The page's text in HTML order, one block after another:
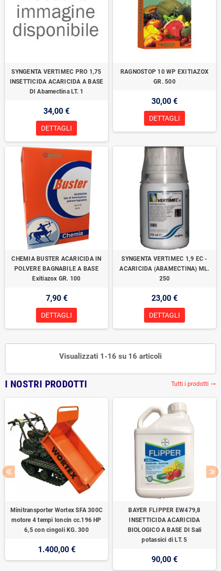
SYNGENTA VERTIMEC PRO 1,75
INSETTICIDA ACARICIDA A BASE
DI Abamectina LT. 1
34,00 €
DETTAGLI
RAGNOSTOP 10 WP EXITIAZOX
GR. 500
30,00 €
DETTAGLI
CHEMIA BUSTER ACARICIDA IN
POLVERE BAGNABILE A BASE
Exitiazox GR. 100
7,90 €
DETTAGLI
SYNGENTA VERTIMEC 1,9 EC -
ACARICIDA (ABAMECTINA) ML.
250
23,00 €
DETTAGLI
Visualizzati 1-16 su 16 articoli
I NOSTRI PRODOTTI Tutti i prodotti trending_flat
Minitransporter Wortex SFA 300C
motore 4 tempi loncin cc.196 HP
6,5 con cingoli KG. 300
1.400,00 €
BAYER FLIPPER EW479,8
INSETTICIDA ACARICIDA
BIOLOGICO A BASE DI Sali
potassici di LT. 5
90,00 €